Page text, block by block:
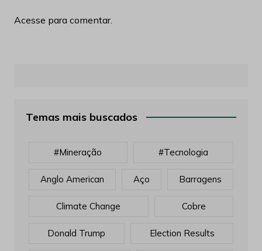
Acesse para comentar.
Temas mais buscados
#mineração #tecnologia
Anglo American Aço Barragens
Climate Change Cobre
Donald Trump Election Results